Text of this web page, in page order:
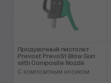
Продувочный пистолет
Prevost PrevoS1 Blow Gun
with Composite Nozzle
C композитным носиком